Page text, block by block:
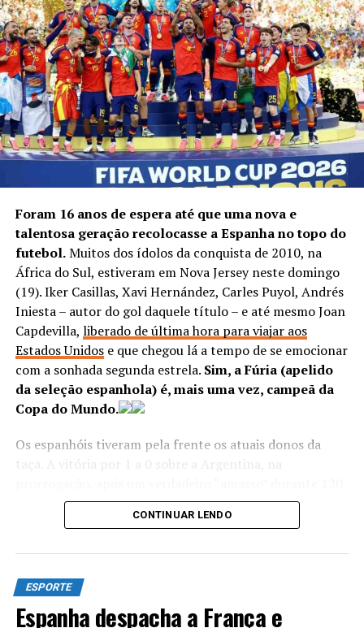
Foram 16 anos de espera até que uma nova e
talentosa geração recolocasse a Espanha no topo do
futebol.Muitos dos ídolos da conquista de 2010, na
África do Sul, estiveram em Nova Jersey neste domingo
(19). Iker Casillas, Xavi Hernández, Carles Puyol, Andrés
Iniesta – autor do gol daquele título – e até mesmo Joan
Capdevilla, liberado de última hora para viajar aos
Estados Unidose que chegou lá a tempo de se emocionar
com a sonhada segunda estrela. Sim, a Fúria (apelido
da seleção espanhola) é, mais uma vez, campeã da
Copa do Mundo.
Os espanhóis tiveram pela frente os atuais donos da
taça. A vitória por 1 a 0 sobre a Argentina, na
minutos de jogo, colocou a seleção europeia no grupo
seleto de bicampeões mundiais, que também tem
todos os ganhadores e único penta, o Brasil.
Diferentemente de 2010, o herói do título saiu do banco
CONTINUAR LENDO
ESPORTE
Espanha despacha a França e